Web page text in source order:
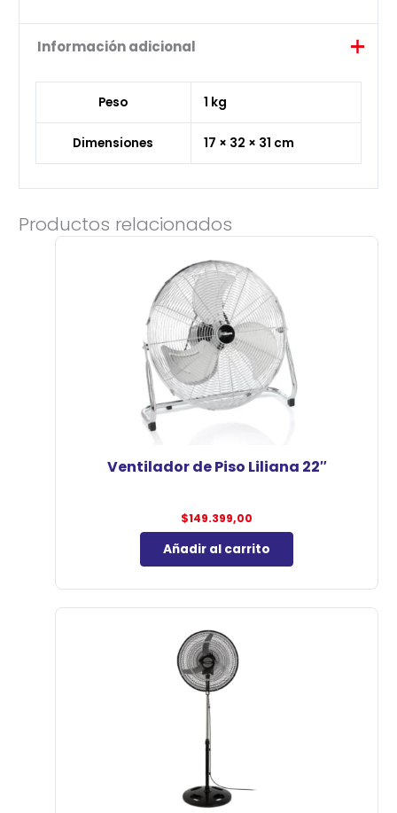
Información adicional
Peso 1 kg
Dimensiones 17 × 32 × 31 cm
Productos relacionados
Ventilador de Piso Liliana 22″
$149.399,00
Añadir al carrito